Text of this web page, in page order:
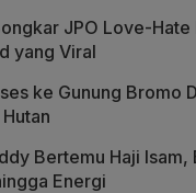
JPO Love-Hate
yang Viral
ke Gunung Bromo
Bertemu Haji Isam,
Energi